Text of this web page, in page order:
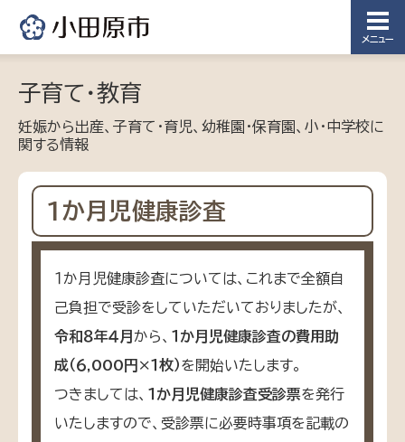
メニュー
子育て・教育
妊娠から出産、子育て・育児、幼稚園・保育園、小・中学校に
関する情報
1か月児健康診査
１か月児健康診査については、これまで全額自
己負担で受診をしていただいておりましたが、
令和８年４月 から、 １か月児健康診査の費用助
成（６,000円×１枚）を開始いたします。
つきましては、 １か月児健康診査受診票を発行
いたしますので、受診票に必要時事項を記載の